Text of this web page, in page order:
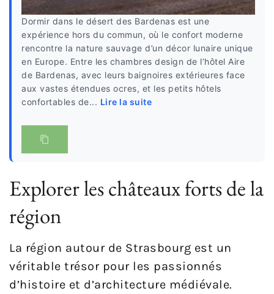
Dormir dans le désert des Bardenas est une
expérience hors du commun, où le confort moderne
rencontre la nature sauvage d’un décor lunaire unique
en Europe. Entre les chambres design de l’hôtel Aire
de Bardenas, avec leurs baignoires extérieures face
aux vastes étendues ocres, et les petits hôtels
confortables de... Lire la suite
Explorer les châteaux forts de la
région
La région autour de Strasbourg est un
véritable trésor pour les passionnés
d’histoire et d’architecture médiévale.